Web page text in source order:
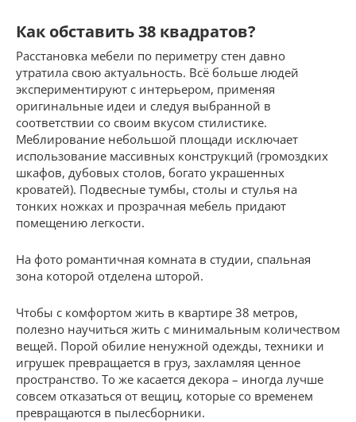
Как обставить 38 квадратов?
Расстановка мебели по периметру стен давно
утратила свою актуальность. Всё больше людей
экспериментируют с интерьером, применяя
оригинальные идеи и следуя выбранной в
соответствии со своим вкусом стилистике.
Меблирование небольшой площади исключает
использование массивных конструкций (громоздких
шкафов, дубовых столов, богато украшенных
кроватей). Подвесные тумбы, столы и стулья на
тонких ножках и прозрачная мебель придают
помещению легкости.
На фото романтичная комната в студии, спальная
зона которой отделена шторой.
Чтобы с комфортом жить в квартире 38 метров,
полезно научиться жить с минимальным количеством
вещей. Порой обилие ненужной одежды, техники и
игрушек превращается в груз, захламляя ценное
пространство. То же касается декора – иногда лучше
совсем отказаться от вещиц, которые со временем
превращаются в пылесборники.